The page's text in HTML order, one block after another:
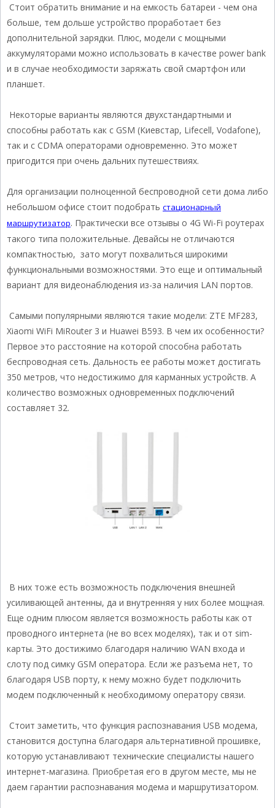
Стоит обратить внимание и на емкость батареи - чем она
больше, тем дольше устройство проработает без
дополнительной зарядки. Плюс, модели с мощными
аккумуляторами можно использовать в качестве power bank
и в случае необходимости заряжать свой смартфон или
планшет.
Некоторые варианты являются двухстандартными и
способны работать как с GSM (Киевстар, Lifecell, Vodafone),
так и с CDMA операторами одновременно. Это может
пригодится при очень дальних путешествиях.
Для организации полноценной беспроводной сети дома либо
небольшом офисе стоит подобрать стационарный
маршрутизатор. Практически все отзывы о 4G Wi-Fi роутерах
такого типа положительные. Девайсы не отличаются
компактностью, зато могут похвалиться широкими
функциональными возможностями. Это еще и оптимальный
вариант для видеонаблюдения из-за наличия LAN портов.
Самыми популярными являются такие модели: ZTE MF283,
Xiaomi WiFi MiRouter 3 и Huawei B593. В чем их особенности?
Первое это расстояние на которой способна работать
беспроводная сеть. Дальность ее работы может достигать
350 метров, что недостижимо для карманных устройств. А
количество возможных одновременных подключений
составляет 32.
В них тоже есть возможность подключения внешней
усиливающей антенны, да и внутренняя у них более мощная.
Еще одним плюсом является возможность работы как от
проводного интернета (не во всех моделях), так и от sim-
карты. Это достижимо благодаря наличию WAN входа и
слоту под симку GSM оператора. Если же разъема нет, то
благодаря USB порту, к нему можно будет подключить
модем подключенный к необходимому оператору связи.
Стоит заметить, что функция распознавания USB модема,
становится доступна благодаря альтернативной прошивке,
которую устанавливают технические специалисты нашего
интернет-магазина. Приобретая его в другом месте, мы не
даем гарантии распознавания модема и маршрутизатором.